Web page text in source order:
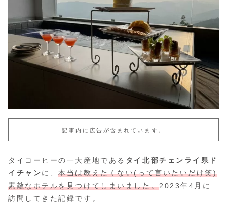
記事内に広告が含まれています。
タイコーヒーの一大産地である タイ北部チェンライ県ド
イチャンに、本当は教えたくない(って言いたいだけ笑)
素敵なホテルを見つけてしまいました。2023年4月に
訪問してきた記録です。